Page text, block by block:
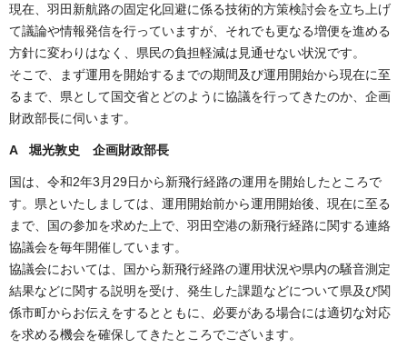
現在、羽田新航路の固定化回避に係る技術的方策検討会を立ち上げ
て議論や情報発信を行っていますが、それでも更なる増便を進める
方針に変わりはなく、県民の負担軽減は見通せない状況です。
そこで、まず運用を開始するまでの期間及び運用開始から現在に至
るまで、県として国交省とどのように協議を行ってきたのか、企画
財政部長に伺います。
A 堀光敦史 企画財政部長
国は、令和2年3月29日から新飛行経路の運用を開始したところで
す。県といたしましては、運用開始前から運用開始後、現在に至る
まで、国の参加を求めた上で、羽田空港の新飛行経路に関する連絡
協議会を毎年開催しています。
協議会においては、国から新飛行経路の運用状況や県内の騒音測定
結果などに関する説明を受け、発生した課題などについて県及び関
係市町からお伝えをするとともに、必要がある場合には適切な対応
を求める機会を確保してきたところでございます。